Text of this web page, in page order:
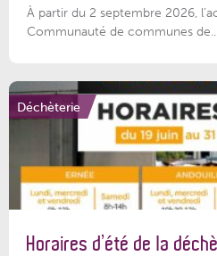
À partir du 2 septembre 2026,
Communauté de communes
Déchèterie
Horaires d’été de la